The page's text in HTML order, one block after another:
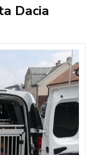
Dacia